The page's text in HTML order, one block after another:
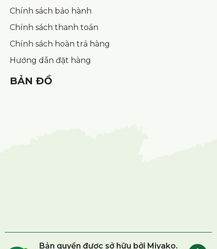
Chính sách bảo hành
Chính sách thanh toán
Chính sách hoàn trả hàng
Hướng dẫn đặt hàng
BẢN ĐỒ
Bản quyền được sở hữu bởi Miyako.